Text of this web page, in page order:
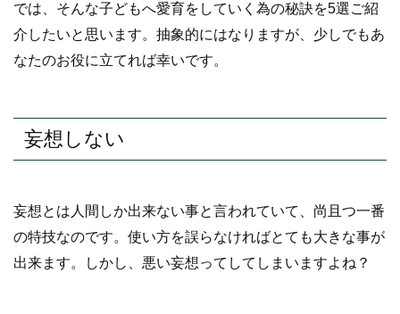
では、そんな子どもへ愛育をしていく為の秘訣を5選ご紹
介したいと思います。抽象的にはなりますが、少しでもあ
なたのお役に立てれば幸いです。
妄想しない
妄想とは人間しか出来ない事と言われていて、尚且つ一番
の特技なのです。使い方を誤らなければとても大きな事が
出来ます。しかし、悪い妄想ってしてしまいますよね？